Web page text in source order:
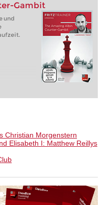
Gambit
und
Christian Morgenstern
Elisabeth I: Matthew Reillys